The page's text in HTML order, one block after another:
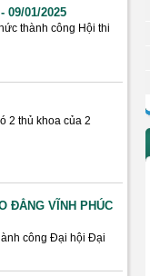
09/01/2025
thành công Hội thi
2 thủ khoa của 2
ĐẲNG VĨNH PHÚC
công Đại hội Đại